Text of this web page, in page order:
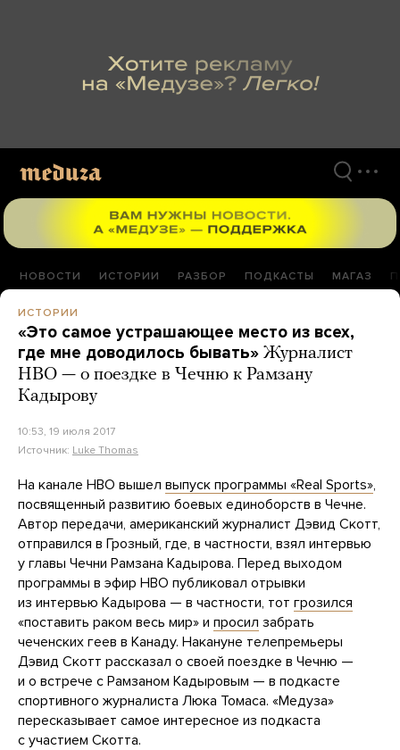
НОВОСТИ ИСТОРИИ РАЗБОР ПОДКАСТЫ МАГАЗ
ИСТОРИИ
«Это самое устрашающее место из всех,
где мне доводилось бывать» Журналист
HBO — о поездке в Чечню к Рамзану
Кадырову
10:53, 19 июля 2017
Источник: Luke Thomas
На канале HBO вышел выпуск программы «Real Sports»,
посвященный развитию боевых единоборств в Чечне.
Автор передачи, американский журналист Дэвид Скотт,
отправился в Грозный, где, в частности, взял интервью
у главы Чечни Рамзана Кадырова. Перед выходом
программы в эфир HBO публиковал отрывки
из интервью Кадырова — в частности, тот грозился
«поставить раком весь мир» и просил забрать
чеченских геев в Канаду. Накануне телепремьеры
Дэвид Скотт рассказал о своей поездке в Чечню —
и о встрече с Рамзаном Кадыровым — в подкасте
спортивного журналиста Люка Томаса. «Медуза»
пересказывает самое интересное из подкаста
с участием Скотта.